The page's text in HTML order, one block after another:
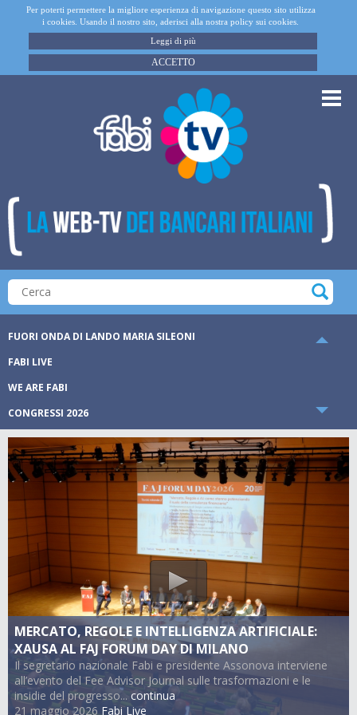
Per poterti permettere la migliore esperienza di navigazione questo sito utilizza
i cookies. Usando il nostro sito, aderisci alla nostra policy sui cookies.
Leggi di più
ACCETTO
FUORI ONDA DI LANDO MARIA SILEONI
FABI LIVE
WE ARE FABI
CONGRESSI 2026
BEHIND THE LINES
DIETRO LO SPORTELLO
L'ANGOLO DELLA FINANZA
L'AVVOCATO RISPONDE
LA FABI IN AGENDA
FABI 2.0
ON THE ROAD
MEMO
BANK BANK
BANCHE TERRITORIO
MERCATO, REGOLE E INTELLIGENZA ARTIFICIALE:
XAUSA AL FAJ FORUM DAY DI MILANO
Il segretario nazionale Fabi e presidente Assonova interviene
all’evento del Fee Advisor Journal sulle trasformazioni e le
insidie del progresso... continua
21 maggio 2026 Fabi Live